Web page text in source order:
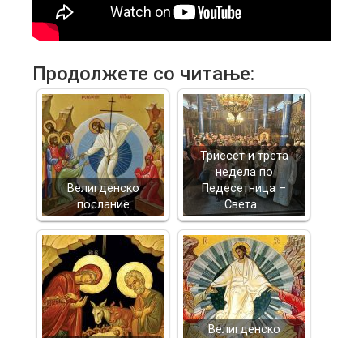
Продолжете со читање:
Велигденско
послание
Триесет и трета
недела по
Педесетница –
Света…
Велигденско